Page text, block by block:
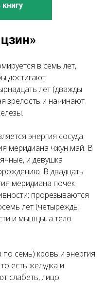
в семь лет,
достигают
лет (дважды
зрелость и начинают
энергия сосуда
меридиана чжун май. В
и девушка
В двадцать
меридиана почек
прорезываются
лет (четырежды
и мышцы, а тело
по семь) кровь и энергия
есть желудка и
слабеть, лицо